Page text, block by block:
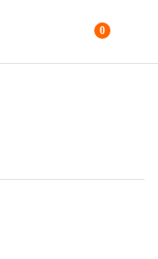
0